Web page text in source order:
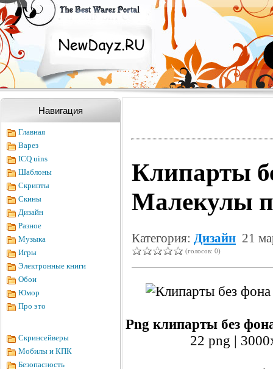
Навигация
Главная
Варез
ICQ uins
Шаблоны
Скрипты
Скины
Дизайн
Разное
Музыка
Игры
Электронные книги
Обои
Юмор
Про это
Скринсейверы
Мобилы и КПК
Безопасность
Клипарты
Малекулы
Категория: Дизайн 21
(голосов: 0)
Png клипарты без
22 png |